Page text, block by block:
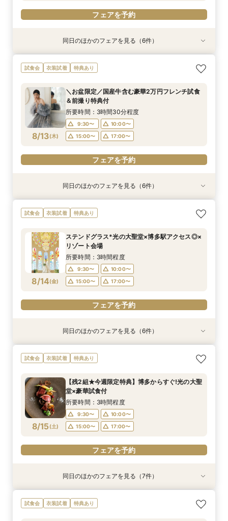
フェアを予約
特典あり
8/12(水)
【自宅で式場見学★】在宅&スマホでOK！オン
ライン相談会♪
10:00〜
フェアを予約
特典あり
8/12(水)
【迷っている方も大歓迎】最短90分×見積もり相
談×次回試食付
10:00〜
17:00〜
フェアを予約
衣装試着 特典あり
8/12(水)
＼前々日〜当日予約◎／フレンチ試食＆直前予約
限定前撮り特典付
9:30〜
15:00〜
17:00〜
フェアを予約
特典あり
8/12(水)
【フォト婚】貸切邸宅で残す大切な一日！期間限
定特典付相談会
9:30〜
15:00〜
17:00〜
フェアを予約
衣装試着 特典あり
8/12(水)
今月限定【130万優待★ドレス試着】光の大聖堂
×特製スイーツ
9:30〜
15:00〜
17:00〜
フェアを予約
衣装試着 特典あり
8/12(水)
《お盆限定》前撮り特典付★国産牛含む豪華2万
円フレンチ試食
9:30〜
15:00〜
17:00〜
フェアを予約
同日のほかのフェアを見る（6件）
試食会 衣装試着 特典あり
8/13(木)
＼お盆限定／国産牛含む豪華2万円フレンチ試食
＆前撮り特典付
所要時間：3時間30分程度
9:30〜
10:00〜
15:00〜
17:00〜
フェアを予約
特典あり
8/13 (木)
【自宅で式場見学★】在宅&スマホでOK！オン
ライン相談会♪
10:00〜
フェアを予約
特典あり
8/13 (木)
【迷っている方も大歓迎】最短90分×見積もり相
談×次回試食付
10:00〜
17:00〜
フェアを予約
衣装試着 特典あり
8/13 (木)
＼前々日〜当日予約◎／フレンチ試食＆直前予約
限定前撮り特典付
9:30〜
15:00〜
17:00〜
フェアを予約
特典あり
8/13 (木)
【フォト婚】貸切邸宅で残す大切な一日！期間限
定特典付相談会
9:30〜
15:00〜
17:00〜
フェアを予約
衣装試着 特典あり
8/13 (木)
今月限定【130万優待★ドレス試着】光の大聖堂
×特製スイーツ
9:30〜
15:00〜
17:00〜
フェアを予約
衣装試着 特典あり
8/13 (木)
【会場評価4.75】好立地★非日常貸切リゾート
でおもてなしW
9:30〜
15:00〜
17:00〜
フェアを予約
同日のほかのフェアを見る（6件）
試食会 衣装試着 特典あり
8/14(金)
ステンドグラス*光の大聖堂×博多駅アクセス◎×
リゾート会場
所要時間：3時間程度
9:30〜
10:00〜
15:00〜
17:00〜
フェアを予約
特典あり
8/14(金)
【自宅で式場見学★】在宅&スマホでOK！オン
ライン相談会♪
10:00〜
フェアを予約
特典あり
8/14(金)
【迷っている方も大歓迎】最短90分×見積もり相
談×次回試食付
10:00〜
17:00〜
フェアを予約
衣装試着 特典あり
8/14(金)
＼前々日〜当日予約◎／フレンチ試食＆直前予約
限定前撮り特典付
9:30〜
15:00〜
17:00〜
フェアを予約
特典あり
8/14(金)
【フォト婚】貸切邸宅で残す大切な一日！期間限
定特典付相談会
9:30〜
15:00〜
17:00〜
フェアを予約
衣装試着 特典あり
8/14(金)
今月限定【130万優待★ドレス試着】光の大聖堂
×特製スイーツ
9:30〜
15:00〜
17:00〜
フェアを予約
衣装試着 特典あり
8/14(金)
《お盆限定》前撮り特典付★国産牛含む豪華2万
円フレンチ試食
9:30〜
15:00〜
17:00〜
フェアを予約
同日のほかのフェアを見る（6件）
試食会 衣装試着 特典あり
8/15(土)
【残2組★今週限定特典】博多からすぐ!光の大聖
堂×豪華試食付
所要時間：3時間程度
9:30〜
10:00〜
15:00〜
17:00〜
フェアを予約
衣装試着 特典あり
【フリードリンク特典付】試食×最大130万円優
待×リゾート
特典あり
【自宅で式場見学★】在宅&スマホでOK！オン
ライン相談会♪
特典あり
【迷っている方も大歓迎】最短90分×見積もり相
談×次回試食付
衣装試着 特典あり
＼前々日〜当日予約◎／フレンチ試食＆直前予約
限定前撮り特典付
特典あり
【フォト婚】貸切邸宅で残す大切な一日！期間限
定特典付相談会
衣装試着 特典あり
今月限定【130万優待★ドレス試着】光の大聖堂
×特製スイーツ
衣装試着 特典あり
＼お盆限定／国産牛含む豪華2万円フレンチ試食
＆前撮り特典付
同日のほかのフェアを見る（7件）
試食会 衣装試着 特典あり